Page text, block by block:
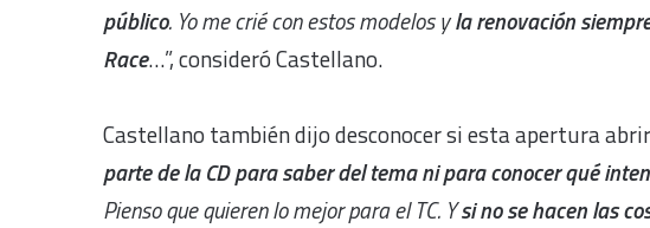
público. Yo me crié con estos modelos yla renovación
Race…”, consideró Castellano.
Castellano también dijo desconocer si esta apertura
parte de la CD para saber del tema ni para conocer qué
Pienso que quieren lo mejor para el TC. Ysi no se hacen las